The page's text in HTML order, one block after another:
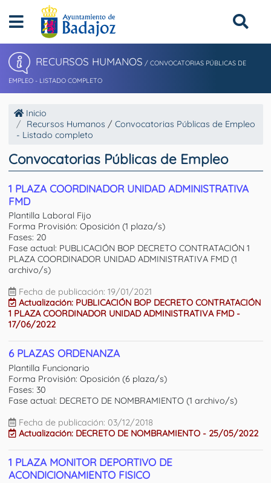
RECURSOS HUMANOS / CONVOCATORIAS PÚBLICAS DE
EMPLEO - LISTADO COMPLETO
Inicio
Recursos Humanos / Convocatorias Públicas de Empleo
- Listado completo
Convocatorias Públicas de Empleo
1 PLAZA COORDINADOR UNIDAD ADMINISTRATIVA
FMD
Plantilla Laboral Fijo
Forma Provisión: Oposición (1 plaza/s)
Fases: 20
Fase actual: PUBLICACIÓN BOP DECRETO CONTRATACIÓN 1
PLAZA COORDINADOR UNIDAD ADMINISTRATIVA FMD (1
archivo/s)
Fecha de publicación: 19/01/2021
Actualización: PUBLICACIÓN BOP DECRETO CONTRATACIÓN
1 PLAZA COORDINADOR UNIDAD ADMINISTRATIVA FMD -
17/06/2022
6 PLAZAS ORDENANZA
Plantilla Funcionario
Forma Provisión: Oposición (6 plaza/s)
Fases: 30
Fase actual: DECRETO DE NOMBRAMIENTO (1 archivo/s)
Fecha de publicación: 03/12/2018
Actualización: DECRETO DE NOMBRAMIENTO - 25/05/2022
1 PLAZA MONITOR DEPORTIVO DE
ACONDICIONAMIENTO FISICO